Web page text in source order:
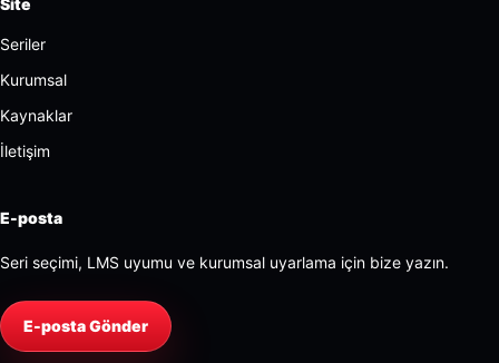
Site
Seriler
Kurumsal
Kaynaklar
İletişim
E-posta
Seri seçimi, LMS uyumu ve kurumsal uyarlama için bize yazın.
E-posta Gönder